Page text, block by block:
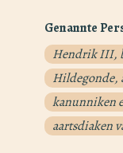
Genannte
Hendrik III,
Hildegonde,
kanunniken
aartsdiaken